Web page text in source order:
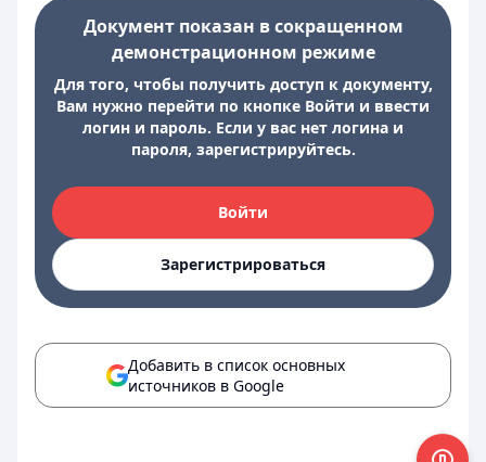
Документ показан в сокращенном
демонстрационном режиме
Для того, чтобы получить доступ к документу,
Вам нужно перейти по кнопке Войти и ввести
логин и пароль. Если у вас нет логина и
пароля, зарегистрируйтесь.
Войти
Зарегистрироваться
Добавить в список основных
источников в Google